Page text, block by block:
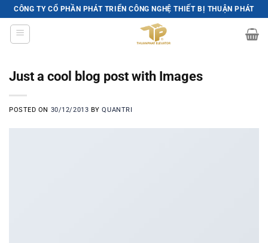
Skip
to
content
CÔNG TY CỔ PHẦN PHÁT TRIỂN CÔNG NGHỆ THIẾT BỊ THUẬN PHÁT
Just a cool blog post with Images
POSTED ON 30/12/2013 BYQUANTRI